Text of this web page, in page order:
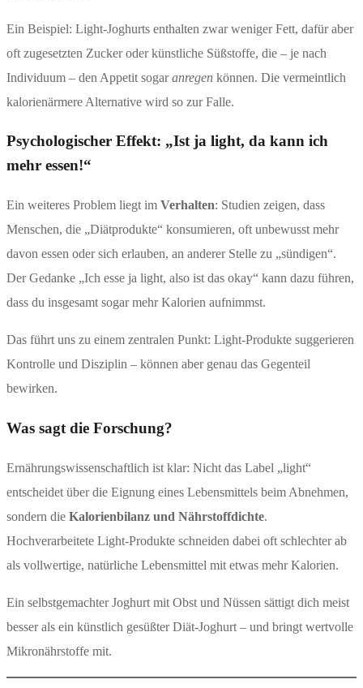
Ein Beispiel: Light-Joghurts enthalten zwar weniger Fett, dafür aber
oft zugesetzten Zucker oder künstliche Süßstoffe, die – je nach
Individuum – den Appetit sogaranregen können. Die vermeintlich
kalorienärmere Alternative wird so zur Falle.
Psychologischer Effekt: „Ist ja light, da kann ich
mehr essen!“
Ein weiteres Problem liegt im Verhalten: Studien zeigen, dass
Menschen, die „Diätprodukte“ konsumieren, oft unbewusst mehr
davon essen oder sich erlauben, an anderer Stelle zu „sündigen“.
Der Gedanke „Ich esse ja light, also ist das okay“ kann dazu führen,
dass du insgesamt sogar mehr Kalorien aufnimmst.
Das führt uns zu einem zentralen Punkt: Light-Produkte suggerieren
Kontrolle und Disziplin – können aber genau das Gegenteil
bewirken.
Was sagt die Forschung?
Ernährungswissenschaftlich ist klar: Nicht das Label „light“
entscheidet über die Eignung eines Lebensmittels beim Abnehmen,
sondern die Kalorienbilanz und Nährstoffdichte.
Hochverarbeitete Light-Produkte schneiden dabei oft schlechter ab
als vollwertige, natürliche Lebensmittel mit etwas mehr Kalorien.
Ein selbstgemachter Joghurt mit Obst und Nüssen sättigt dich meist
besser als ein künstlich gesüßter Diät-Joghurt – und bringt wertvolle
Mikronährstoffe mit.